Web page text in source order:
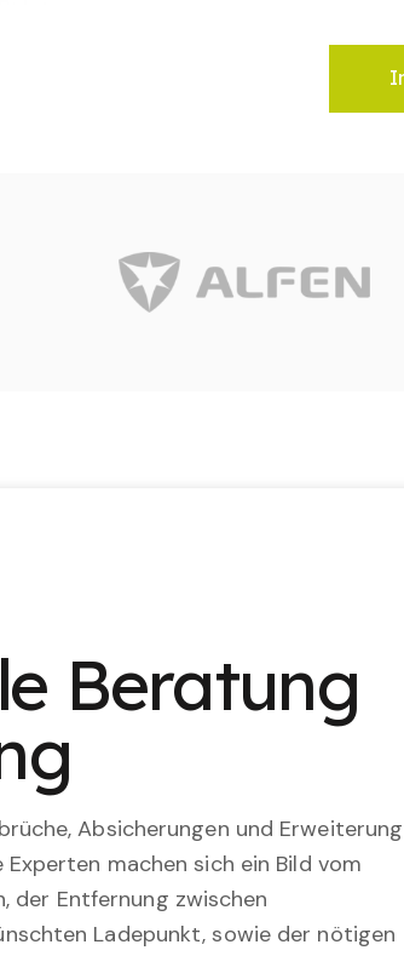
Beratung
Absicherungen und Erweiterung
machen sich ein Bild vom
der Entfernung zwischen
Ladepunkt, sowie der nötigen